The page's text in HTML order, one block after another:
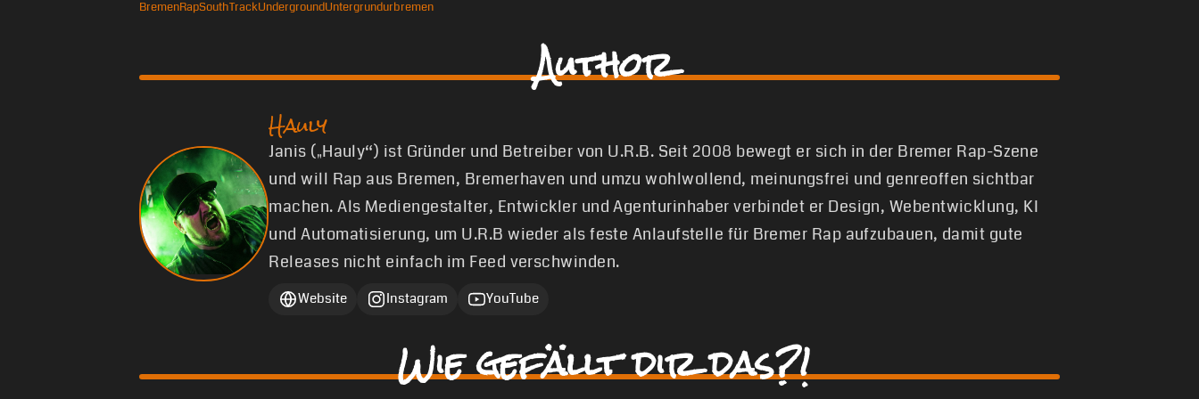
BremenRapSouthTrackUndergroundUntergrundurbremen
Author
Hauly
Janis („Hauly“) ist Gründer und Betreiber von U.R.B. Seit 2008 bewegt er sich in der Bremer Rap-Szene
und will Rap aus Bremen, Bremerhaven und umzu wohlwollend, meinungsfrei und genreoffen sichtbar
machen. Als Mediengestalter, Entwickler und Agenturinhaber verbindet er Design, Webentwicklung, KI
und Automatisierung, um U.R.B wieder als feste Anlaufstelle für Bremer Rap aufzubauen, damit gute
Releases nicht einfach im Feed verschwinden.
Website Instagram YouTube
Wie gefällt dir das?!